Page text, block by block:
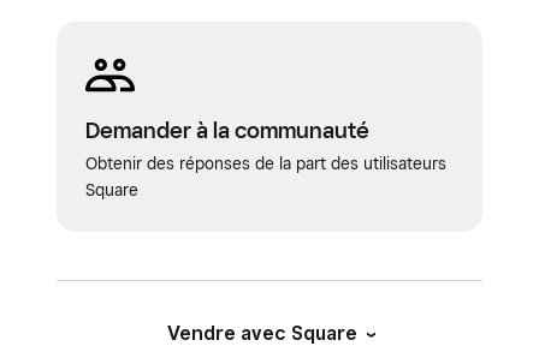
Demander à la communauté
Obtenir des réponses de la part des utilisateurs
Square
Vendre avec Square